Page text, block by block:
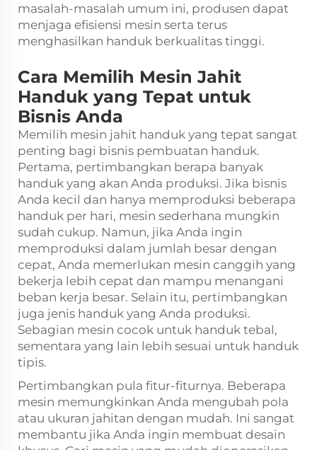
masalah-masalah umum ini, produsen dapat
menjaga efisiensi mesin serta terus
menghasilkan handuk berkualitas tinggi.
Cara Memilih Mesin Jahit
Handuk yang Tepat untuk
Bisnis Anda
Memilih mesin jahit handuk yang tepat sangat
penting bagi bisnis pembuatan handuk.
Pertama, pertimbangkan berapa banyak
handuk yang akan Anda produksi. Jika bisnis
Anda kecil dan hanya memproduksi beberapa
handuk per hari, mesin sederhana mungkin
sudah cukup. Namun, jika Anda ingin
memproduksi dalam jumlah besar dengan
cepat, Anda memerlukan mesin canggih yang
bekerja lebih cepat dan mampu menangani
beban kerja besar. Selain itu, pertimbangkan
juga jenis handuk yang Anda produksi.
Sebagian mesin cocok untuk handuk tebal,
sementara yang lain lebih sesuai untuk handuk
tipis.
Pertimbangkan pula fitur-fiturnya. Beberapa
mesin memungkinkan Anda mengubah pola
atau ukuran jahitan dengan mudah. Ini sangat
membantu jika Anda ingin membuat desain